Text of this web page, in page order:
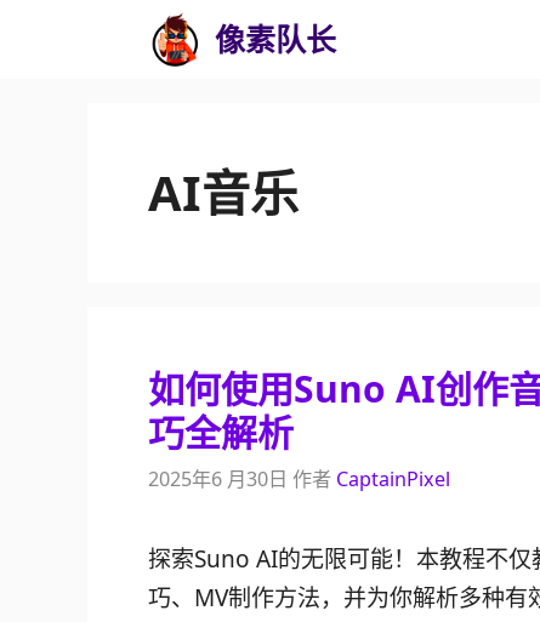
像素队长
AI音乐
如何使用Suno AI创作
巧全解析
2025年6 月30日 作者 CaptainPixel
探索Suno AI的无限可能！本教程不
巧、MV制作方法，并为你解析多种有